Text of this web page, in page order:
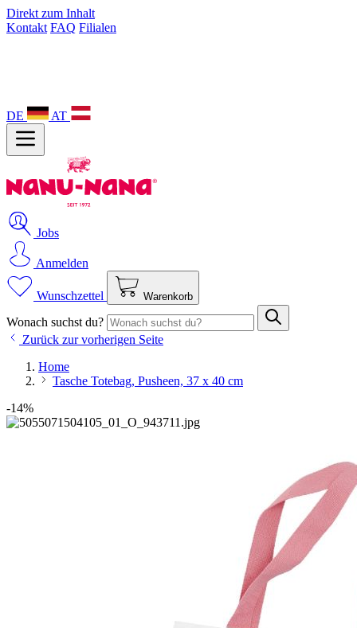
Direkt zum Inhalt
Kontakt FAQ Filialen
DE AT
Jobs
Anmelden
Wunschzettel Warenkorb
Wonach suchst du?
Zurück zur vorherigen Seite
Home
Tasche Totebag, Pusheen, 37 x 40 cm
-14%